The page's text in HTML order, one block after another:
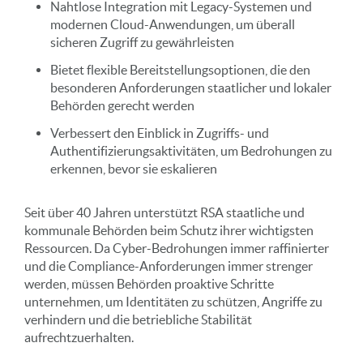
Nahtlose Integration mit Legacy-Systemen und
modernen Cloud-Anwendungen, um überall
sicheren Zugriff zu gewährleisten
Bietet flexible Bereitstellungsoptionen, die den
besonderen Anforderungen staatlicher und lokaler
Behörden gerecht werden
Verbessert den Einblick in Zugriffs- und
Authentifizierungsaktivitäten, um Bedrohungen zu
erkennen, bevor sie eskalieren
Seit über 40 Jahren unterstützt RSA staatliche und
kommunale Behörden beim Schutz ihrer wichtigsten
Ressourcen. Da Cyber-Bedrohungen immer raffinierter
und die Compliance-Anforderungen immer strenger
werden, müssen Behörden proaktive Schritte
unternehmen, um Identitäten zu schützen, Angriffe zu
verhindern und die betriebliche Stabilität
aufrechtzuerhalten.